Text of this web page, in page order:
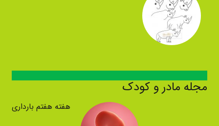
مجله مادر و کودک
هفته هفتم بارداری